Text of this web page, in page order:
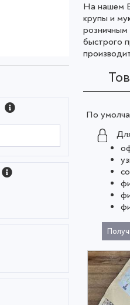
На нашем
крупы и
розничным
быстрого
По